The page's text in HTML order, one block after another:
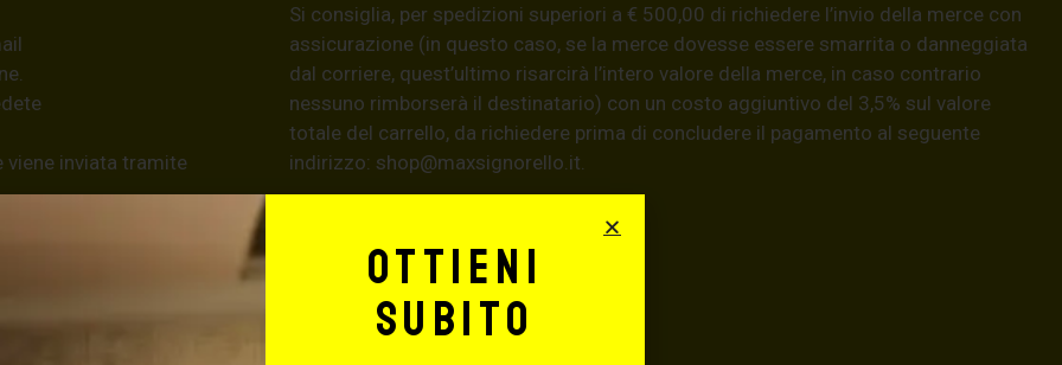
viene inviata tramite
Si consiglia, per spedizioni superiori a € 500,00 di richiedere l’invio della merce con
assicurazione (in questo caso, se la merce dovesse essere smarrita o danneggiata
dal corriere, quest’ultimo risarcirà l’intero valore della merce, in caso contrario
nessuno rimborserà il destinatario) con un costo aggiuntivo del 3,5% sul valore
totale del carrello, da richiedere prima di concludere il pagamento al seguente
indirizzo: shop@maxsignorello.it
Ottieni
subito